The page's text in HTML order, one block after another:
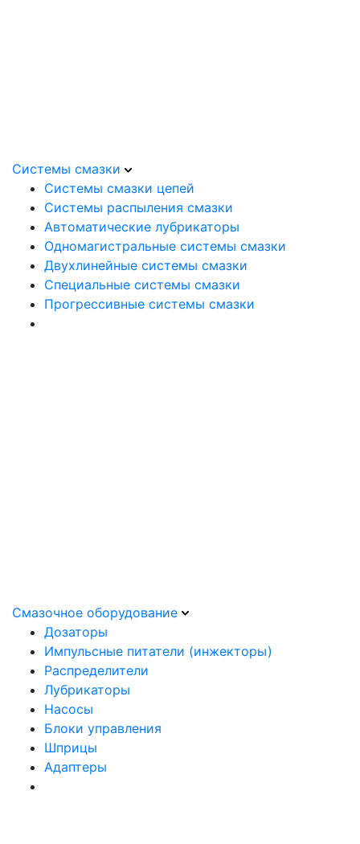
Системы смазки
Системы смазки цепей
Системы распыления смазки
Автоматические лубрикаторы
Одномагистральные системы смазки
Двухлинейные системы смазки
Специальные системы смазки
Прогрессивные системы смазки
Смазочное оборудование
Дозаторы
Импульсные питатели (инжекторы)
Распределители
Лубрикаторы
Насосы
Блоки управления
Шприцы
Адаптеры